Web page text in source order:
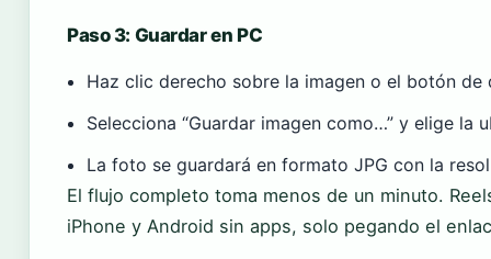
Paso 3: Guardar en PC
Haz clic derecho sobre la imagen o el botón de
Selecciona “Guardar imagen como…” y elige la
La foto se guardará en formato JPG con la
El flujo completo toma menos de un minuto.
iPhone y Android sin apps, solo pegando el